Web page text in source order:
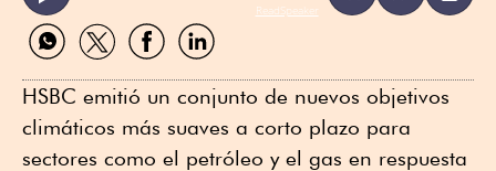
ReadSpeaker
Compartir
por
Compartir
por
Compartir
por
Compartir
por
HSBC emitió un conjunto de nuevos objetivos
climáticos más suaves a corto plazo para
sectores como el petróleo y el gas en respuesta